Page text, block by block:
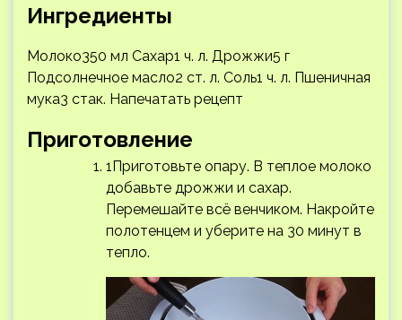
Ингредиенты
Молоко350 мл Сахар1 ч. л. Дрожжи5 г
Подсолнечное масло2 ст. л. Соль1 ч. л. Пшеничная
мука3 стак. Напечатать рецепт
Приготовление
1Приготовьте опару. В теплое молоко
добавьте дрожжи и сахар.
Перемешайте всё венчиком. Накройте
полотенцем и уберите на 30 минут в
тепло.